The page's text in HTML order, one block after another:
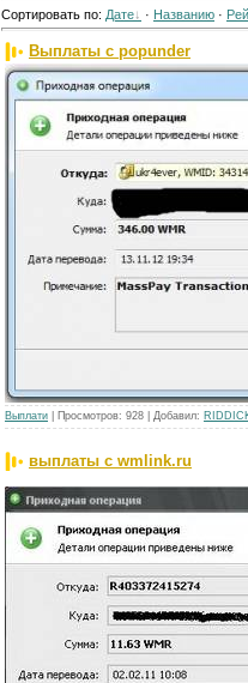
Сортировать по: Дате · Названию ·
Выплаты с popunder
Выплати | Просмотров: 928 | Добавил:
выплаты с wmlink.ru